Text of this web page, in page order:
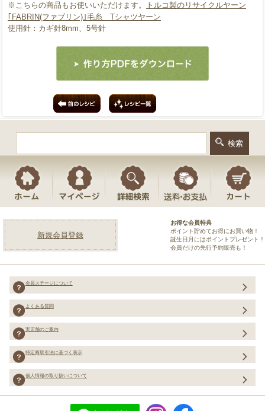
※こちらの商品もお使いいただけます。
トルコ製のリサイクルヤーン
｢FABRIN(ファブリン)｣毛糸 Tシャツヤーン
使用針：カギ針8mm、5号針
新規会員登録
お得な会員特典
ポイント貯めてお得にお買い物！
誕生日月にはポイントプレゼント！
会員だけの先行予約販売も！
会員ステージについて
よくある質問
実店舗のご案内
特定商取引法に基づく表示
個人情報の取り扱いについて